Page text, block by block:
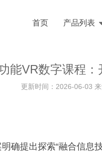
首页 产品列表
能VR数字课程
更新时间：2026-06-03
提出探索“融合信息